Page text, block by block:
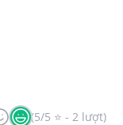
(5/5 ⭐ - 2 lượt)